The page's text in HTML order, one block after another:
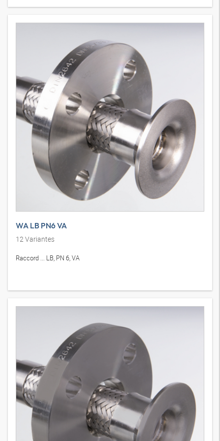
WA LB PN6 VA
12Variantes
Raccord ... LB, PN 6, VA